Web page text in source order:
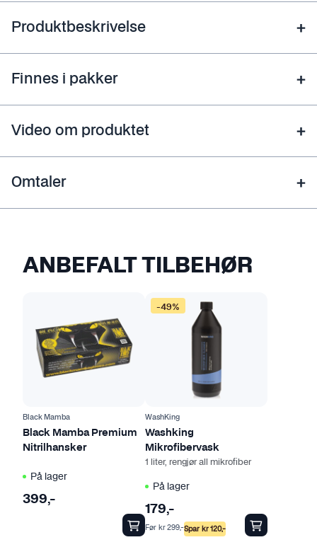
Produktbeskrivelse
Finnes i pakker
Video om produktet
Omtaler
ANBEFALT TILBEHØR
Black Mamba
Black Mamba Premium
Nitrilhansker
På lager
399,-
o
d
u
e
-49%
WashKing
Washking
Mikrofibervask
1 liter, rengjør all mikrofiber
På lager
179,-
Spar kr120,-
Før kr299,-